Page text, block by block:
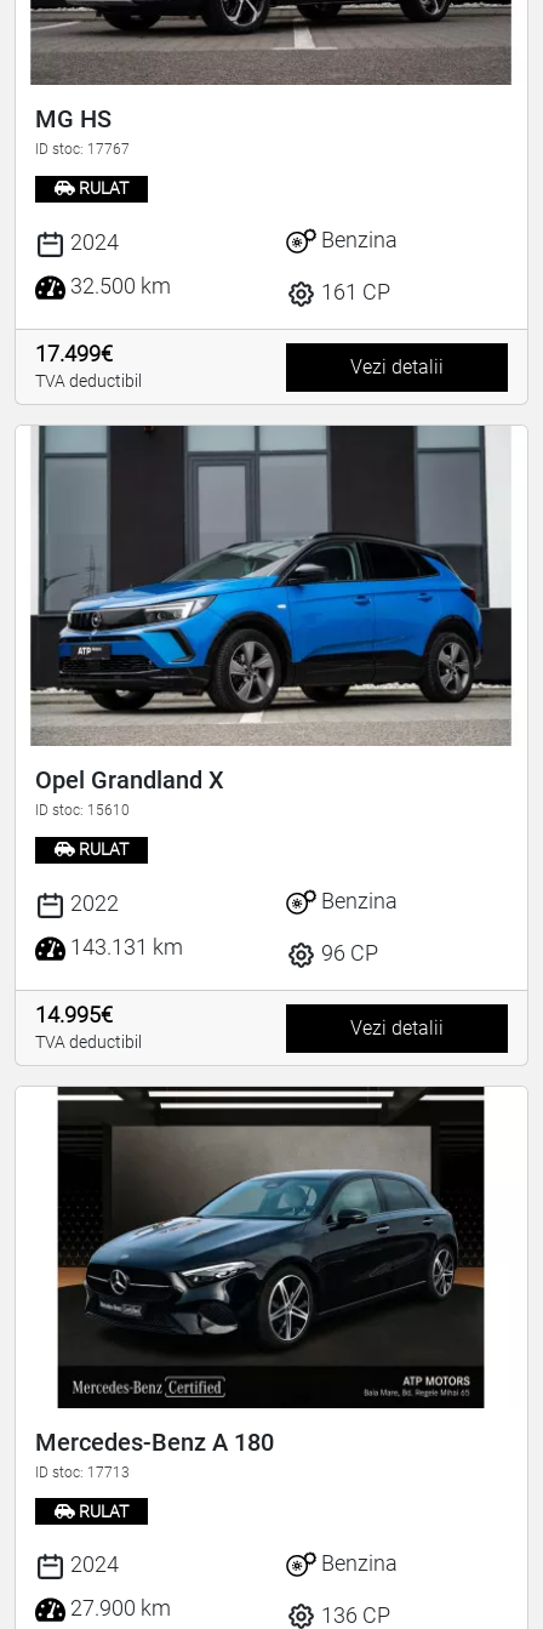
MG HS
ID stoc: 17767
RULAT
2024
32.500 km
Benzina
161 CP
17.499€
TVA deductibil
Vezi detalii
Opel Grandland X
ID stoc: 15610
RULAT
2022
143.131 km
Benzina
96 CP
14.995€
TVA deductibil
Vezi detalii
Mercedes-Benz A 180
ID stoc: 17713
RULAT
2024
27.900 km
Benzina
136 CP